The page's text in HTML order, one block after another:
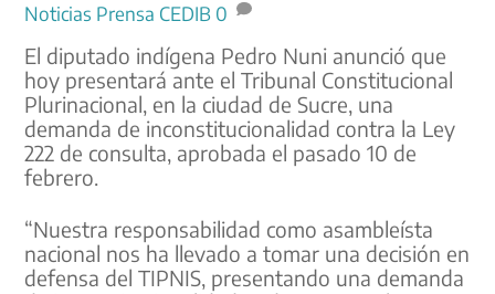
Noticias Prensa CEDIB 0
El diputado indígena Pedro Nuni anunció que
hoy presentará ante el Tribunal Constitucional
Plurinacional, en la ciudad de Sucre, una
demanda de inconstitucionalidad contra la Ley
222 de consulta, aprobada el pasado 10 de
febrero.
“Nuestra responsabilidad como asambleísta
nacional nos ha llevado a tomar una decisión en
defensa del TIPNIS, presentando una demanda